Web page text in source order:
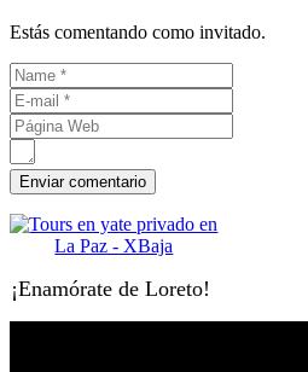
Estás comentando como invitado.
¡Enamórate de Loreto!